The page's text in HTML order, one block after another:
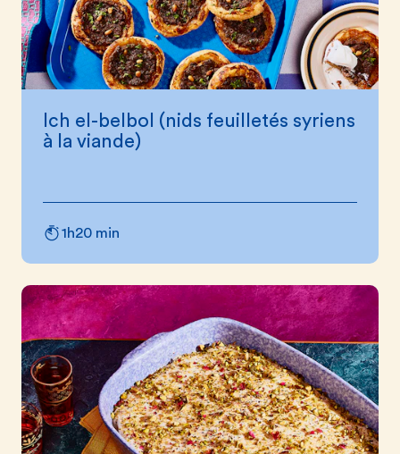
Ich el-belbol (nids feuilletés syriens
à la viande)
1h20 min